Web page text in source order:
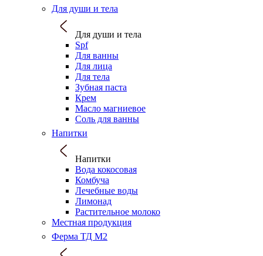
Для души и тела
Для души и тела
Spf
Для ванны
Для лица
Для тела
Зубная паста
Крем
Масло магниевое
Соль для ванны
Напитки
Напитки
Вода кокосовая
Комбуча
Лечебные воды
Лимонад
Растительное молоко
Местная продукция
Ферма ТД М2